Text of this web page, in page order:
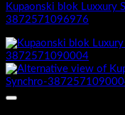
Kupaonski blok Luxxury
3872571096976